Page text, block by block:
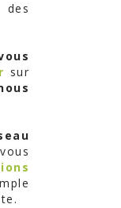
sur